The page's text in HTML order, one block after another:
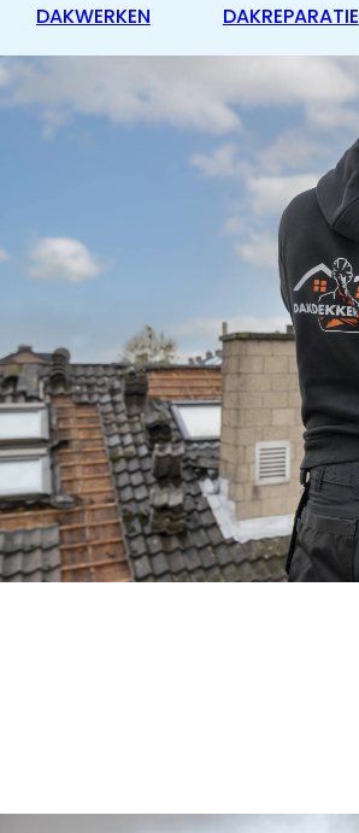
DAKWERKEN DAKREPARATIE